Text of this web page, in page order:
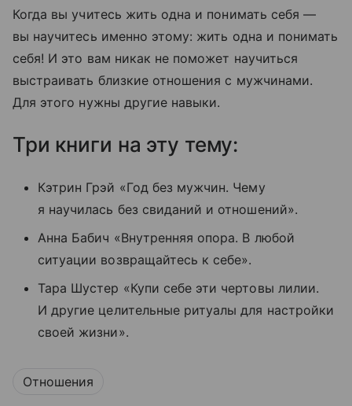
Когда вы учитесь жить одна и понимать себя —
вы научитесь именно этому: жить одна и понимать
себя! И это вам никак не поможет научиться
выстраивать близкие отношения с мужчинами.
Для этого нужны другие навыки.
Три книги на эту тему:
Кэтрин Грэй «Год без мужчин. Чему
я научилась без свиданий и отношений».
Анна Бабич «Внутренняя опора. В любой
ситуации возвращайтесь к себе».
Тара Шустер «Купи себе эти чертовы лилии.
И другие целительные ритуалы для настройки
своей жизни».
Отношения